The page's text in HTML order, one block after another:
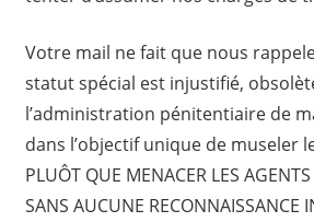
Votre mail ne fait que nous
statut spécial est injustifié,
l’administration pénitentiaire de
dans l’objectif unique de museler
PLUÔT QUE MENACER LES
SANS AUCUNE RECONNAISSANCE